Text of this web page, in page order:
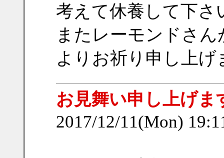
考えて休養して下
またレーモンドさ
よりお祈り申し上げ
お見舞い申し上げま
2017/12/11(Mon)